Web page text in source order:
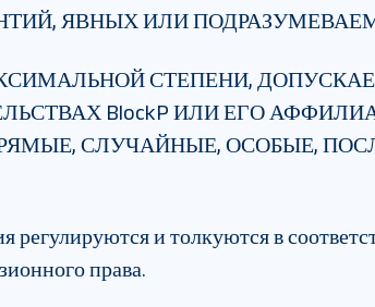
ЯВНЫХ ИЛИ
СТЕПЕНИ,
BlockP ИЛИ ЕГО
СЛУЧАЙНЫЕ, ОСОБЫЕ,
регулируются и толкуются в
права.